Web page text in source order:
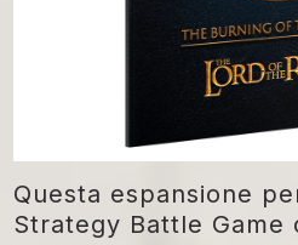
Questa espansione
Strategy Battle Game